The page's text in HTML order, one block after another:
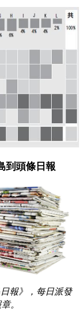
到頭條日報
報》，每日派發
。